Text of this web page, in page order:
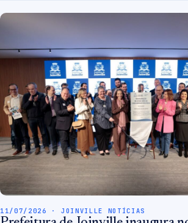
11/07/2026 · JOINVILLE NOTÍCIAS